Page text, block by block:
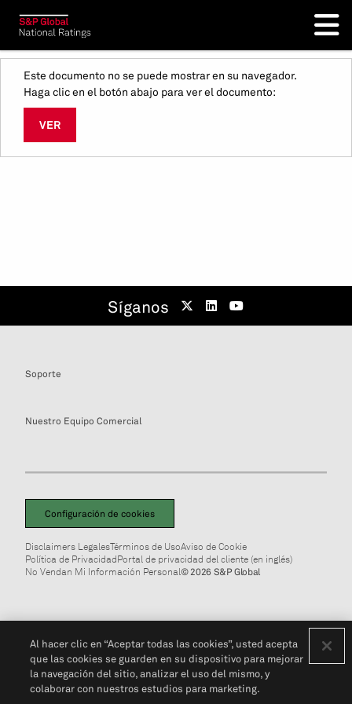
Este documento no se puede mostrar en su navegador.
Haga clic en el botón abajo para ver el documento:
VER
Síganos
Soporte
Nuestro Equipo Comercial
Configuración de cookies
Disclaimers LegalesTérminos de UsoAviso de Cookie
Política de PrivacidadPortal de privacidad del cliente (en inglés)
No Vendan Mi Información Personal© 2026 S&P Global
Al hacer clic en “Aceptar todas las cookies”, usted acepta
que las cookies se guarden en su dispositivo para mejorar
la navegación del sitio, analizar el uso del mismo, y
colaborar con nuestros estudios para marketing.